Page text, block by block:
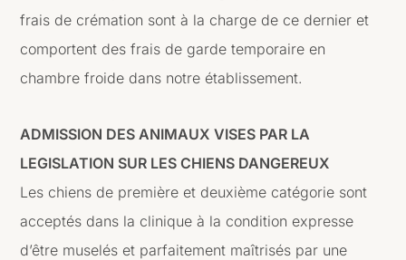
frais de crémation sont à la charge de ce dernier et
comportent des frais de garde temporaire en
chambre froide dans notre établissement.
ADMISSION DES ANIMAUX VISES PAR LA
LEGISLATION SUR LES CHIENS DANGEREUX
Les chiens de première et deuxième catégorie sont
acceptés dans la clinique à la condition expresse
d’être muselés et parfaitement maîtrisés par une